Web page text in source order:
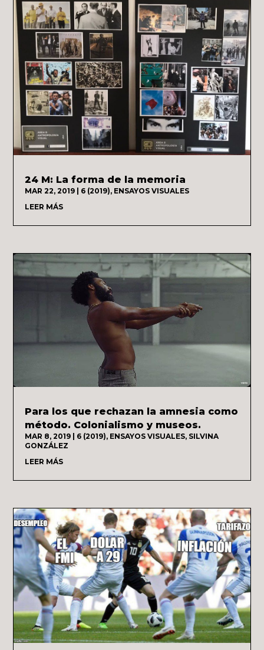
24 M: La forma de la memoria
MAR 22, 2019 6 (2019), ENSAYOS VISUALES
LEER MÁS
Para los que rechazan la amnesia como
método. Colonialismo y museos.
MAR 8, 2019 6 (2019), ENSAYOS VISUALES, SILVINA
GONZÁLEZ
LEER MÁS